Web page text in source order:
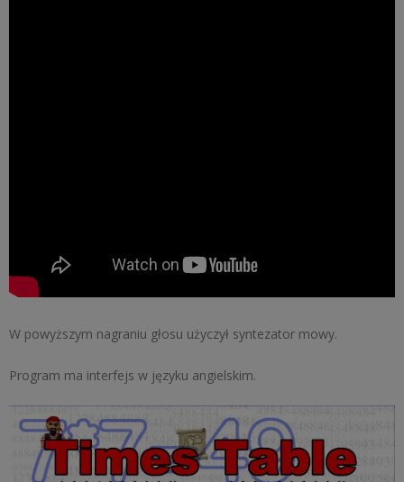
W powyższym nagraniu głosu użyczył syntezator mowy.
Program ma interfejs w języku angielskim.